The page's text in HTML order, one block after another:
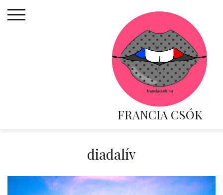
FRANCIA CSÓK
diadalív